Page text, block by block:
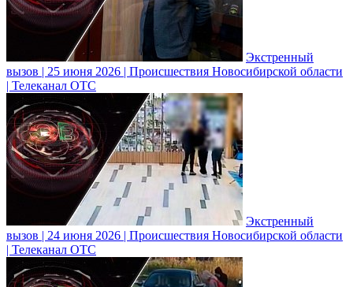
Экстренный
вызов | 25 июня 2026 | Происшествия Новосибирской области
| Телеканал ОТС
Экстренный
вызов | 24 июня 2026 | Происшествия Новосибирской области
| Телеканал ОТС